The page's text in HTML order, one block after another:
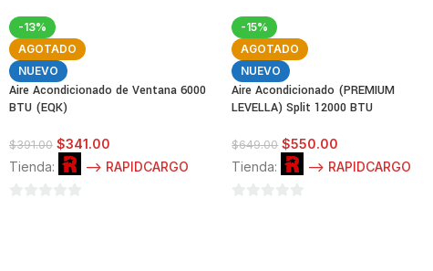
-13%
AGOTADO
NUEVO
Aire Acondicionado de Ventana 6000
BTU (EQK)
$391.00 $341.00
Tienda:
--> RAPIDCARGO
-15%
AGOTADO
NUEVO
Aire Acondicionado (PREMIUM
LEVELLA) Split 12000 BTU
$649.00 $550.00
Tienda:
--> RAPIDCARGO